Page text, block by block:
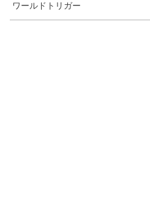
ワールドトリガー